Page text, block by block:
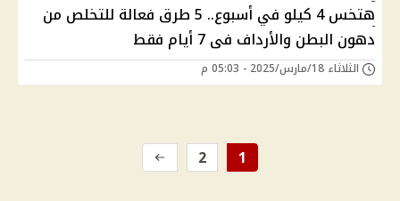
هتخس 4 كيلو في أسبوع.. 5 طرق فعالة للتخلص من
دهون البطن والأرداف فى 7 أيام فقط
الثلاثاء 18/مارس/2025 - 05:03 م
1
2